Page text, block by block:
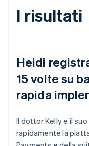
I risultati
Heidi
15 volte su
rapida
Il dottor Kelly e il
rapidamente la